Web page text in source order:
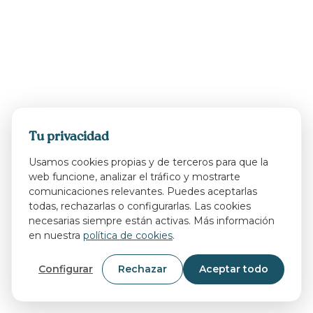
Tu privacidad
Usamos cookies propias y de terceros para que la
web funcione, analizar el tráfico y mostrarte
comunicaciones relevantes. Puedes aceptarlas
todas, rechazarlas o configurarlas. Las cookies
necesarias siempre están activas. Más información
en nuestra política de cookies.
Configurar Rechazar Aceptar todo